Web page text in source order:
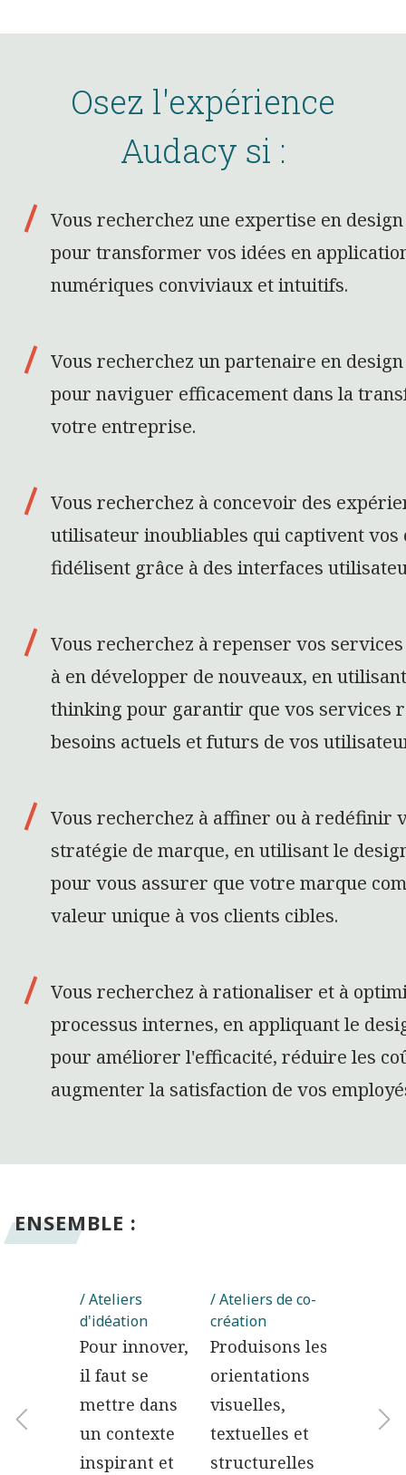
Osez l'expérience
Audacy si :
Vous recherchez une expertise en
pour transformer vos idées en
numériques conviviaux et intuitifs.
Vous recherchez un partenaire en
pour naviguer efficacement dans la
votre entreprise.
Vous recherchez à concevoir des
utilisateur inoubliables qui captivent vos
fidélisent grâce à des interfaces
Vous recherchez à repenser vos
à en développer de nouveaux, en
thinking pour garantir que vos services
besoins actuels et futurs de vos
Vous recherchez à affiner ou à redéfinir
stratégie de marque, en utilisant le
pour vous assurer que votre marque
valeur unique à vos clients cibles.
Vous recherchez à rationaliser et à
processus internes, en appliquant le
pour améliorer l'efficacité, réduire les
augmenter la satisfaction de vos
ENSEMBLE :
vos
? Nos
/ Ateliers
d'idéation
Pour innover,
il faut se
mettre dans
un contexte
inspirant et
/ Ateliers de co-
création
Produisons les
orientations
visuelles,
textuelles et
structurelles
nous